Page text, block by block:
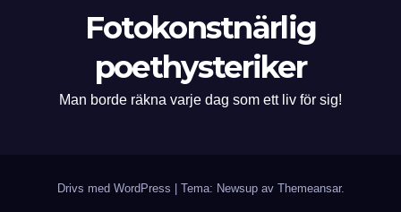
Fotokonstnärlig
poethysteriker
Man borde räkna varje dag som ett liv för sig!
Drivs med WordPress Tema: Newsup av Themeansar.